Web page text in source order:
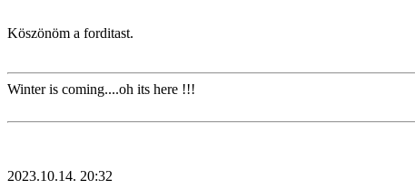
Köszönöm a forditast.
Winter is coming....oh its here !!!
2023.10.14. 20:32